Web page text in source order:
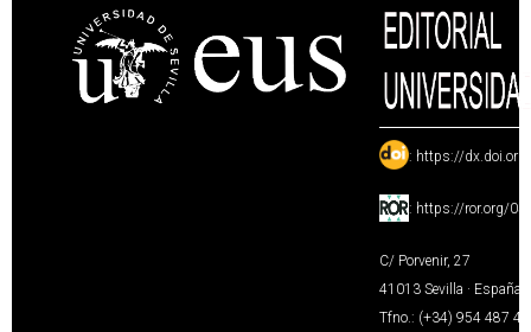
: https://
: https://ror.org/
C/ Porvenir, 27
41013 Sevilla · España
Tfno.: (+34) 954 487